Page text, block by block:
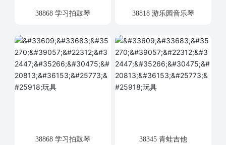
38868 学习拍鼓琴 38818 游乐园音乐琴
38868 学习拍鼓琴 38345 青蛙吉他